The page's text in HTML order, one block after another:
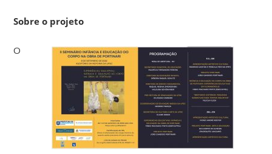
Sobre o projeto
O